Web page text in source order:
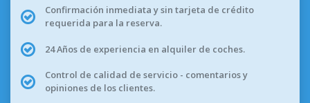
Confirmación inmediata y sin tarjeta de crédito
requerida para la reserva.
24 Años de experiencia en alquiler de coches.
Control de calidad de servicio - comentarios y
opiniones de los clientes.